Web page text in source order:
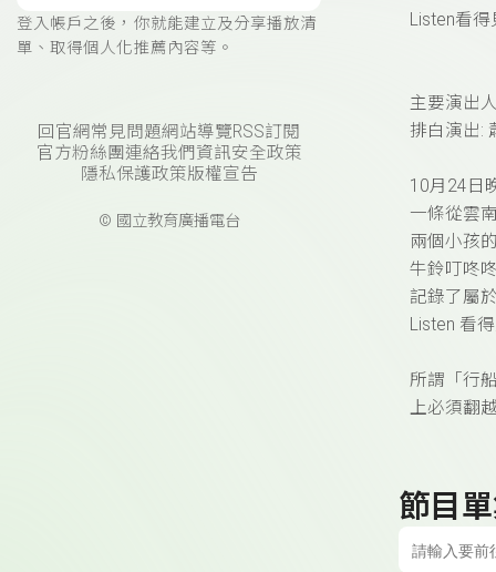
登入帳戶之後，你就能建立及分享播放清
單、取得個人化推薦內容等。
回官網常見問題網站導覽RSS訂閱
官方粉絲團連絡我們 資訊安全政策
隱私保護政策版權宣告
© 國立教育廣播電台
Listen看
主要演出
排白演出:
10月24日
一條從雲
兩個小孩
牛鈴叮咚
記錄了屬
Listen 看
所謂「行
上必須翻
節目